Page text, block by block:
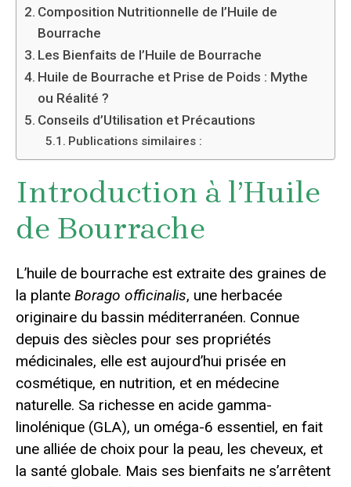
Composition Nutritionnelle de l’Huile de
Bourrache
Les Bienfaits de l’Huile de Bourrache
Huile de Bourrache et Prise de Poids : Mythe
ou Réalité ?
Conseils d’Utilisation et Précautions
Publications similaires :
Introduction à l’Huile
de Bourrache
L’huile de bourrache est extraite des graines de
la plante Borago officinalis, une herbacée
originaire du bassin méditerranéen. Connue
depuis des siècles pour ses propriétés
médicinales, elle est aujourd’hui prisée en
cosmétique, en nutrition, et en médecine
naturelle. Sa richesse en acide gamma-
linolénique (GLA), un oméga-6 essentiel, en fait
une alliée de choix pour la peau, les cheveux, et
la santé globale. Mais ses bienfaits ne s’arrêtent